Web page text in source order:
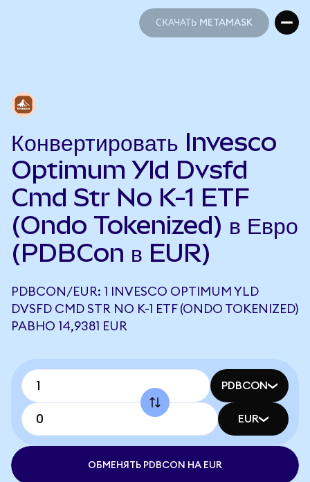
СКАЧАТЬ METAMASK
Конвертировать Invesco
Optimum Yld Dvsfd
Cmd Str No K-1 ETF
(Ondo Tokenized) в Евро
(PDBCon в EUR)
PDBCON/EUR: 1 INVESCO OPTIMUM YLD
DVSFD CMD STR NO K-1 ETF (ONDO TOKENIZED)
РАВНО 14,9381 EUR
PDBCON
EUR
ОБМЕНЯТЬ PDBCON НА EUR